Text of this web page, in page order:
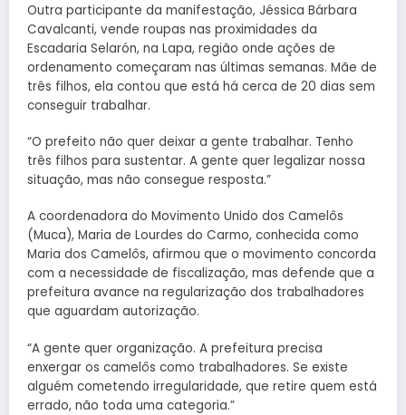
Outra participante da manifestação, Jéssica Bárbara
Cavalcanti, vende roupas nas proximidades da
Escadaria Selarón, na Lapa, região onde ações de
ordenamento começaram nas últimas semanas. Mãe de
três filhos, ela contou que está há cerca de 20 dias sem
conseguir trabalhar.
“O prefeito não quer deixar a gente trabalhar. Tenho
três filhos para sustentar. A gente quer legalizar nossa
situação, mas não consegue resposta.”
A coordenadora do Movimento Unido dos Camelôs
(Muca), Maria de Lourdes do Carmo, conhecida como
Maria dos Camelôs, afirmou que o movimento concorda
com a necessidade de fiscalização, mas defende que a
prefeitura avance na regularização dos trabalhadores
que aguardam autorização.
“A gente quer organização. A prefeitura precisa
enxergar os camelôs como trabalhadores. Se existe
alguém cometendo irregularidade, que retire quem está
errado, não toda uma categoria.”